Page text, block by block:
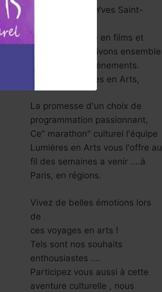
Aussi le musée Yves Saint-
Une année riche en films et
festivals, bref ,vivons ensemble
tous ces jolis événements.
L’équipe Lumières en Arts,
La promesse d'un choix de
programmation passionnant,
Ce" marathon" culturel l'équipe
Lumières en Arts vous l'offre au
fil des semaines a venir ....à
Paris, en régions.
Vivez de belles émotions lors
de
ces voyages en arts !
Tels sont nos souhaits
enthousiastes ....
Participez vous aussi à cette
aventure culturelle , nous